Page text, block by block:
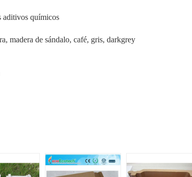
aditivos químicos
madera de sándalo, café, gris, darkgrey